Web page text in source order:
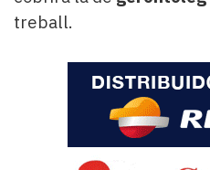
treball.